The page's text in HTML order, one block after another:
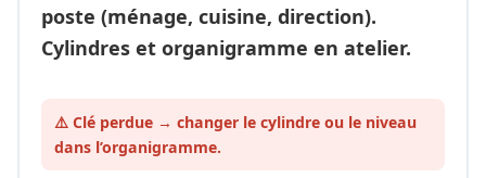
poste (ménage, cuisine, direction).
Cylindres et organigramme en atelier.
⚠️ Clé perdue → changer le cylindre ou le niveau
dans l’organigramme.